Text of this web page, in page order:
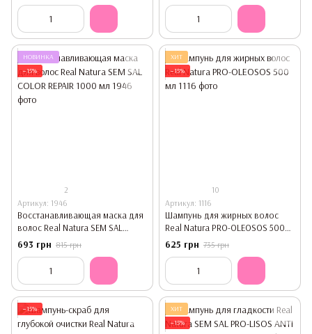
НОВИНКА
−15%
2
Артикул: 1946
Восстанавливающая маска для
волос Real Natura SEM SAL
COLOR REPAIR 1000 мл
693 грн 815 грн
ХИТ
−15%
10
Артикул: 1116
Шампунь для жирных волос
Real Natura PRO-OLEOSOS 500
мл
625 грн 735 грн
−15%
ХИТ
−15%